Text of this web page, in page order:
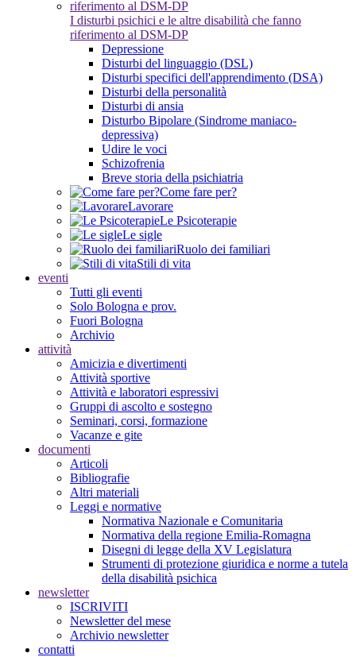
I disturbi psichici e le altre disabilità che fanno
riferimento al DSM-DP
Depressione
Disturbi del linguaggio (DSL)
Disturbi specifici dell'apprendimento (DSA)
Disturbi della personalità
Disturbi di ansia
Disturbo Bipolare (Sindrome maniaco-
depressiva)
Udire le voci
Schizofrenia
Breve storia della psichiatria
Come fare per?
Lavorare
Le Psicoterapie
Le sigle
Ruolo dei familiari
Stili di vita
eventi
Tutti gli eventi
Solo Bologna e prov.
Fuori Bologna
Archivio
attività
Amicizia e divertimenti
Attività sportive
Attività e laboratori espressivi
Gruppi di ascolto e sostegno
Seminari, corsi, formazione
Vacanze e gite
documenti
Articoli
Bibliografie
Altri materiali
Leggi e normative
Normativa Nazionale e Comunitaria
Normativa della regione Emilia-Romagna
Disegni di legge della XV Legislatura
Strumenti di protezione giuridica e norme a tutela
della disabilità psichica
newsletter
ISCRIVITI
Newsletter del mese
Archivio newsletter
contatti